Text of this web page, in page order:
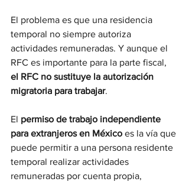
El problema es que una residencia
temporal no siempre autoriza
actividades remuneradas. Y aunque el
RFC es importante para la parte fiscal,
el RFC no sustituye la autorización
migratoria para trabajar.
El permiso de trabajo independiente
para extranjeros en México es la vía que
puede permitir a una persona residente
temporal realizar actividades
remuneradas por cuenta propia,